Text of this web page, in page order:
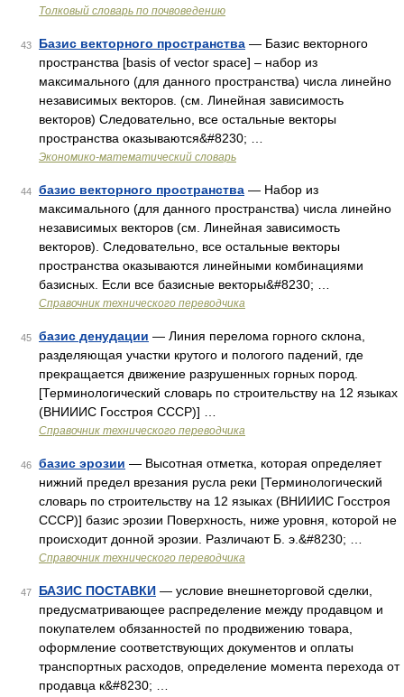
Толковый словарь по почвоведению
43 Базис векторного пространства — Базис векторного
пространства [basis of vector space] – набор из
максимального (для данного пространства) числа линейно
независимых векторов. (см. Линейная зависимость
векторов) Следовательно, все остальные векторы
пространства оказываются&#8230; …
Экономико-математический словарь
44 базис векторного пространства — Набор из
максимального (для данного пространства) числа линейно
независимых векторов (см. Линейная зависимость
векторов). Следовательно, все остальные векторы
пространства оказываются линейными комбинациями
базисных. Если все базисные векторы&#8230; …
Справочник технического переводчика
45 базис денудации — Линия перелома горного склона,
разделяющая участки крутого и пологого падений, где
прекращается движение разрушенных горных пород.
[Терминологический словарь по строительству на 12 языках
(ВНИИИС Госстроя СССР)] …
Справочник технического переводчика
46 базис эрозии — Высотная отметка, которая определяет
нижний предел врезания русла реки [Терминологический
словарь по строительству на 12 языках (ВНИИИС Госстроя
СССР)] базис эрозии Поверхность, ниже уровня, которой не
происходит донной эрозии. Различают Б. э.&#8230; …
Справочник технического переводчика
47 БАЗИС ПОСТАВКИ — условие внешнеторговой сделки,
предусматривающее распределение между продавцом и
покупателем обязанностей по продвижению товара,
оформление соответствующих документов и оплаты
транспортных расходов, определение момента перехода от
продавца к&#8230; …